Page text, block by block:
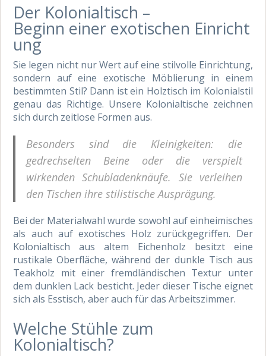
Der Kolonialtisch –
Beginn einer exotischen Einricht
ung
Sie legen nicht nur Wert auf eine stilvolle Einrichtung,
sondern auf eine exotische Möblierung in einem
bestimmten Stil? Dann ist ein Holztisch im Kolonialstil
genau das Richtige. Unsere Kolonialtische zeichnen
sich durch zeitlose Formen aus.
Besonders sind die Kleinigkeiten: die
gedrechselten Beine oder die verspielt
wirkenden Schubladenknäufe. Sie verleihen
den Tischen ihre stilistische Ausprägung.
Bei der Materialwahl wurde sowohl auf einheimisches
als auch auf exotisches Holz zurückgegriffen. Der
Kolonialtisch aus altem Eichenholz besitzt eine
rustikale Oberfläche, während der dunkle Tisch aus
Teakholz mit einer fremdländischen Textur unter
dem dunklen Lack besticht. Jeder dieser Tische eignet
sich als Esstisch, aber auch für das Arbeitszimmer.
Welche Stühle zum
Kolonialtisch?